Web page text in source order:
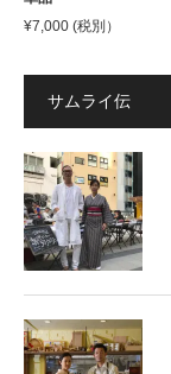
¥7,000 (税別）
サムライ伝